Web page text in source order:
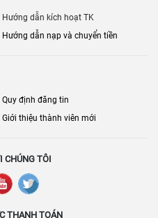
Hướng dẫn kích hoạt TK
Hướng dẫn nạp và chuyển tiền
Quy định đăng tin
Giới thiệu thành viên mới
CHÚNG TÔI
THANH TOÁN